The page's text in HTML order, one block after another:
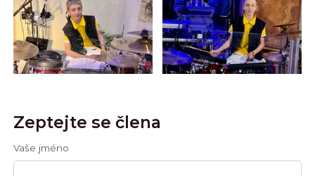
Zeptejte se člena
Vaše jméno